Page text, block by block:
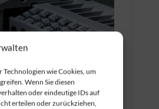
wie Cookies, um
Wenn Sie diesen
oder eindeutige IDs auf
erteilen oder zurückziehen,
(Vehicle-to-Grid),